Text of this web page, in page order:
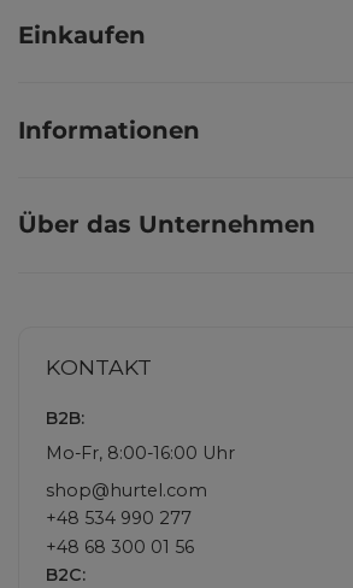
Einkaufen
Informationen
Über das Unternehmen
KONTAKT
B2B:
Mo-Fr, 8:00-16:00 Uhr
shop@hurtel.com
+48 534 990 277
+48 68 300 01 56
B2C: